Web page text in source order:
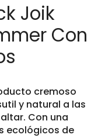
Joik
Con
cremoso
y natural a las
Con una
ecológicos de